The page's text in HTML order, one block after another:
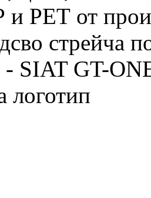
и РЕТ от
стрейча
SIAT GT-
логотип